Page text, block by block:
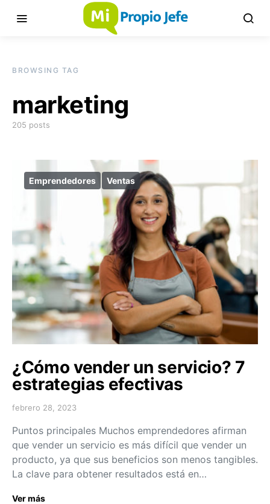
BROWSING TAG
marketing
205 posts
Emprendedores Ventas
¿Cómo vender un servicio? 7
estrategias efectivas
febrero 28, 2023
Puntos principales Muchos emprendedores afirman
que vender un servicio es más difícil que vender un
producto, ya que sus beneficios son menos tangibles.
La clave para obtener resultados está en…
Ver más